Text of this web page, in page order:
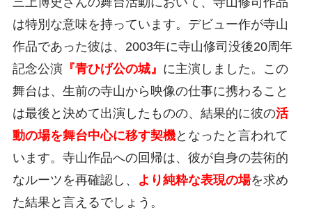
は特別な意味を持っています。デビュー作が寺山
作品であった彼は、2003年に寺山修司没後20周年
記念公演 『青ひげ公の城』 に主演しました。この
舞台は、生前の寺山から映像の仕事に携わること
は最後と決めて出演したものの、結果的に彼の活
動の場を舞台中心に移す契機となったと言われて
います。寺山作品への回帰は、彼が自身の芸術的
なルーツを再確認し、
より純粋な表現の場を求め
た結果と言えるでしょう。